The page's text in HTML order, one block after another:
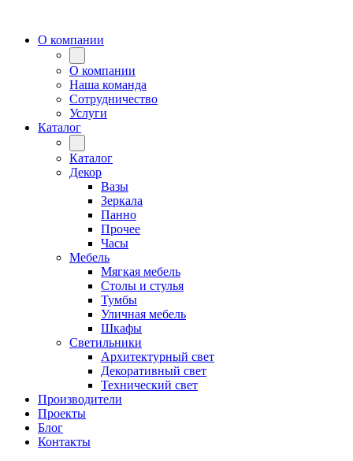
О компании
О компании
Наша команда
Сотрудничество
Услуги
Каталог
Каталог
Декор
Вазы
Зеркала
Панно
Прочее
Часы
Мебель
Мягкая мебель
Столы и стулья
Тумбы
Уличная мебель
Шкафы
Светильники
Архитектурный свет
Декоративный свет
Технический свет
Производители
Проекты
Блог
Контакты